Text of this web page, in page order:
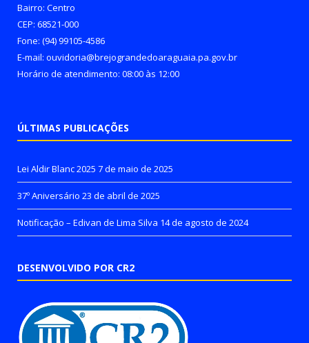
Bairro: Centro
CEP: 68521-000
Fone: (94) 99105-4586
E-mail: ouvidoria@brejograndedoaraguaia.pa.gov.br
Horário de atendimento: 08:00 às 12:00
ÚLTIMAS PUBLICAÇÕES
Lei Aldir Blanc 2025 7 de maio de 2025
37º Aniversário 23 de abril de 2025
Notificação – Edivan de Lima Silva 14 de agosto de 2024
DESENVOLVIDO POR CR2